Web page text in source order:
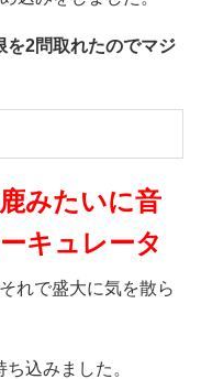
を2問取れたのでマジ
みたいに音
キュレータ
れで盛大に気を散ら
込みました。